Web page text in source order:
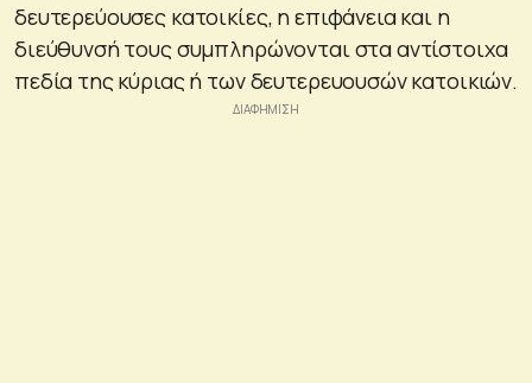
δευτερεύουσες κατοικίες, η επιφάνεια και η
διεύθυνσή τους συμπληρώνονται στα αντίστοιχα
πεδία της κύριας ή των δευτερευουσών κατοικιών.